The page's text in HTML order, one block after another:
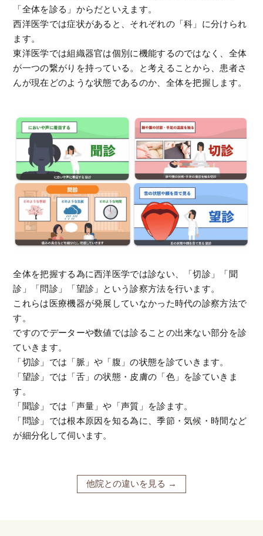
「全体を診る」からだといえます。
西洋医学では症状があると、それぞれの「科」に分けられ
ます。
東洋医学では組織器官は個別に機能するのではなく、全体
が一つの繋がりを持っている。と考えることから、患者さ
んが現在どのような状態であるのか、全体を把握します。
全体を把握する為に西洋医学では診ない、「切診」「聞
診」「問診」「望診」という診察方法を行います。
これらは医療機器が発展していなかった時代の診察方法で
す。
ですのでデーターや数値では診ることの出来ない部分を診
ていきます。
「切診」では「脈」や「腹」の状態を診ていきます。
「望診」では「舌」の状態・皮膚の「色」を診ていきま
す。
「聞診」では「声量」や「声質」を診ます。
「問診」では根本原因を知る為に、季節・気候・時間など
が細分化して伺います。
他院との違いを見る →